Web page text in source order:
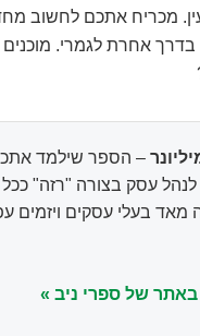
מכריח אתכם לחשוב
אחרת לגמרי. מוכנים
– הספר שילמד
לנהל עסק בצורה "רזה"
מאד בעלי עסקים ויזמים
של ספרי ניב »